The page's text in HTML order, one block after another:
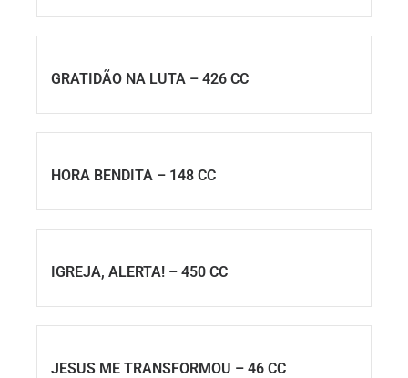
GRATIDÃO NA LUTA – 426 CC
HORA BENDITA – 148 CC
IGREJA, ALERTA! – 450 CC
JESUS ME TRANSFORMOU – 46 CC